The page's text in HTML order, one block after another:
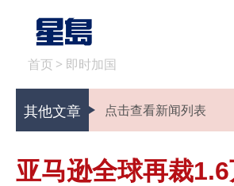
首页 > 即时加国
其他文章 点击查看新闻列表
亚马逊全球再裁